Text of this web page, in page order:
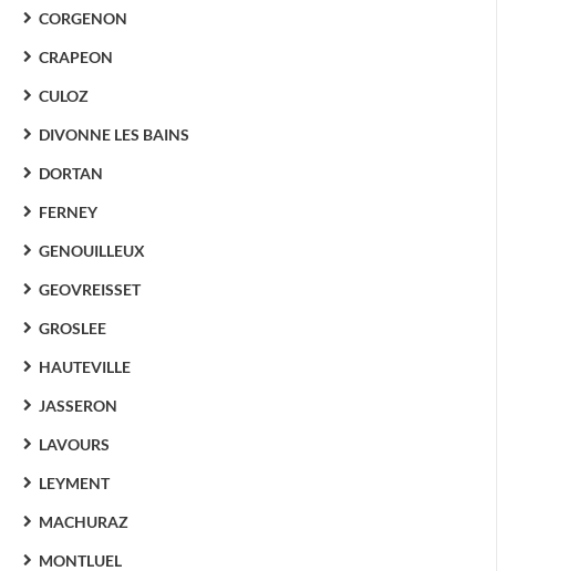
CORGENON
CRAPEON
CULOZ
DIVONNE LES BAINS
DORTAN
FERNEY
GENOUILLEUX
GEOVREISSET
GROSLEE
HAUTEVILLE
JASSERON
LAVOURS
LEYMENT
MACHURAZ
MONTLUEL